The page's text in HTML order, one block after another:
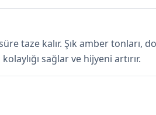
taze kalır. Şık amber tonları,
sağlar ve hijyeni artırır.